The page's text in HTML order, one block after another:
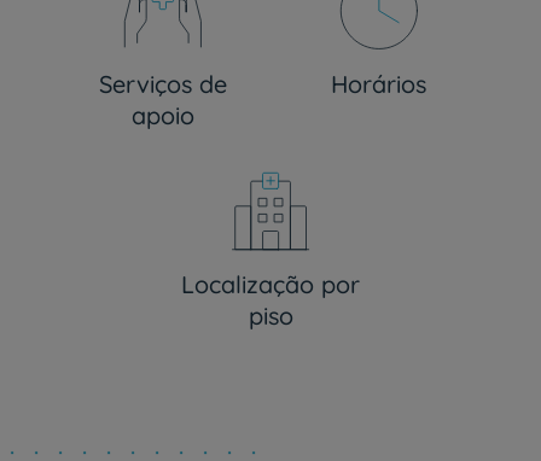
Serviços de
apoio
Horários
Localização por
piso